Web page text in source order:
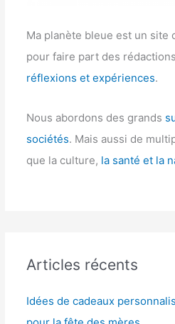
Ma planète bleue est un site
pour faire part des
réflexions et expériences.
Nous abordons des grands
sociétés. Mais aussi de
que la culture, la santé et la
Articles récents
Idées de cadeaux